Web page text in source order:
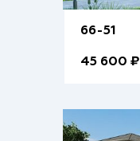
66-51
45 600 ₽